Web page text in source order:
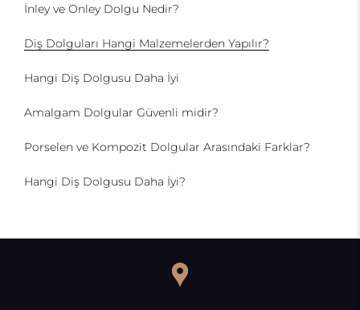
İnley ve Onley Dolgu Nedir?
Diş Dolguları Hangi Malzemelerden Yapılır?
Hangi Diş Dolgusu Daha İyi
Amalgam Dolgular Güvenli midir?
Porselen ve Kompozit Dolgular Arasındaki Farklar?
Hangi Diş Dolgusu Daha İyi?